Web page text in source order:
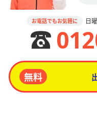
お電話でもお気軽に 日
無料